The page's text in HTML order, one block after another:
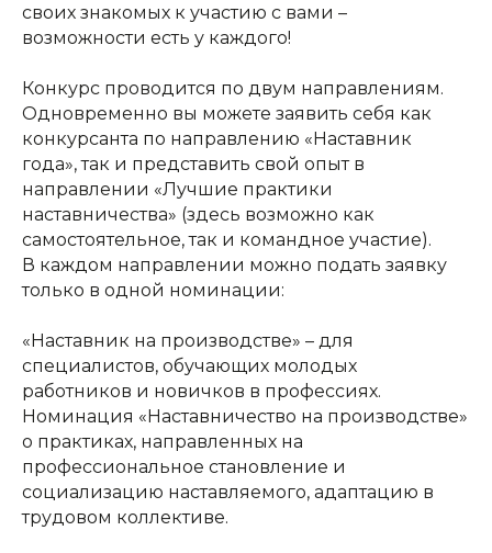
своих знакомых к участию с вами –
возможности есть у каждого!
Конкурс проводится по двум направлениям.
Одновременно вы можете заявить себя как
конкурсанта по направлению «Наставник
года», так и представить свой опыт в
направлении «Лучшие практики
наставничества» (здесь возможно как
самостоятельное, так и командное участие).
В каждом направлении можно подать заявку
только в одной номинации:
«Наставник на производстве» – для
специалистов, обучающих молодых
работников и новичков в профессиях.
Номинация «Наставничество на производстве»
о практиках, направленных на
профессиональное становление и
социализацию наставляемого, адаптацию в
трудовом коллективе.